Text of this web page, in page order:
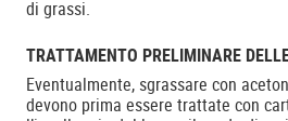
di grassi.
TRATTAMENTO PRELIMINARE
Eventualmente, sgrassare con
devono prima essere trattate con